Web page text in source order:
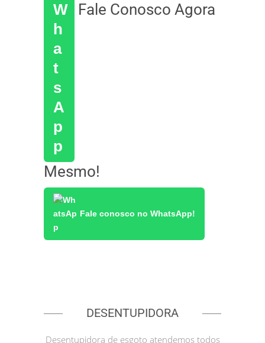
Fale Conosco Agora
Mesmo!
Fale conosco no WhatsApp!
DESENTUPIDORA
Desentupidora de esgoto atendemos todos